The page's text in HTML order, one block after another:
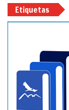
Etiquetas